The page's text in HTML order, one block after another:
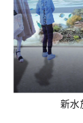
新水